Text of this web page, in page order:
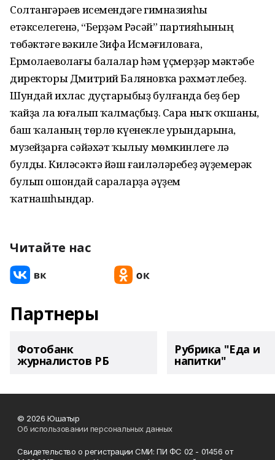
Солтангәрәев исемендәге гимназияһы
етәкселегенә, “Берҙәм Рәсәй” партияһының
төбәктәге вәкиле Зифа Исмәғиловаға,
Ермолаеволағы балалар һәм үҫмерҙәр мәктәбе
директоры Дмитрий Баляновҡа рәхмәтлебеҙ.
Шундай ихлас дуҫтарыбыҙ булғанда беҙ бер
ҡайҙа ла юғалып ҡалмаҫбыҙ. Сара ныҡ оҡшаны,
баш ҡаланың төрлө күенекле урындарына,
музейҙарға сәйәхәт ҡылыу мөмкинлеге лә
булды. Киләсәктә йәш ғаиләләребеҙ әүҙемерәк
булып ошондай сараларҙа әүҙем
ҡатнашһындар.
Читайте нас
Партнеры
Фотобанк
журналистов РБ
Рубрика "Еда и
напитки"
© 2026 Юшатыр
Об использовании персональных данных
Свидетельство о регистрации СМИ: ПИ ФС 02 - 01456 от